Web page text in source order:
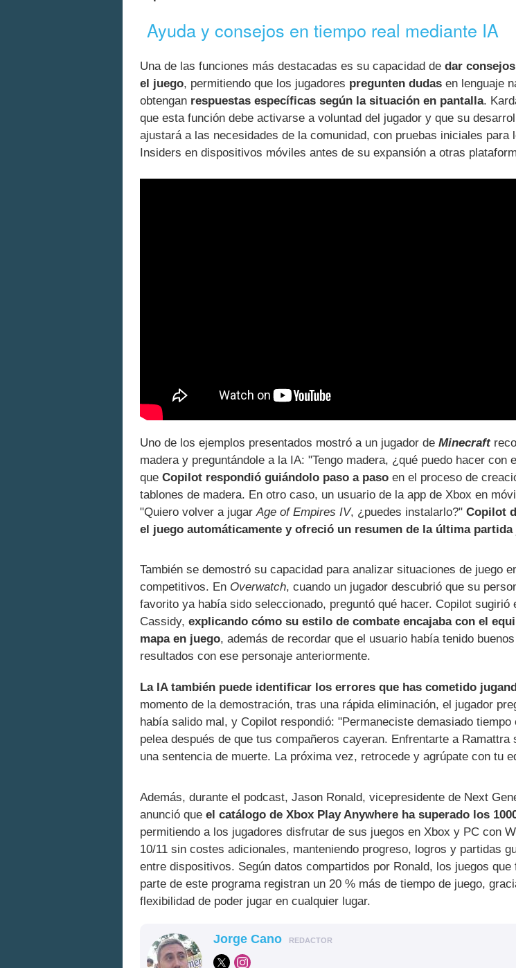
Ayuda y consejos en tiempo real mediante IA
Una de las funciones más destacadas es su capacidad de dar
el juego, permitiendo que los jugadores pregunten dudas en lenguaje
obtengan respuestas específicas según la situación en pantalla.
que esta función debe activarse a voluntad del jugador y que su
ajustará a las necesidades de la comunidad, con pruebas iniciales para
Insiders en dispositivos móviles antes de su expansión a otras
Uno de los ejemplos presentados mostró a un jugador de Minecraft
madera y preguntándole a la IA: "Tengo madera, ¿qué puedo hacer con
que Copilot respondió guiándolo paso a paso en el proceso de
tablones de madera. En otro caso, un usuario de la app de Xbox en
"Quiero volver a jugar Age of Empires IV, ¿puedes instalarlo?" Copilot
el juego automáticamente y ofreció un resumen de la última partida
También se demostró su capacidad para analizar situaciones de juego
competitivos. En Overwatch, cuando un jugador descubrió que su
favorito ya había sido seleccionado, preguntó qué hacer. Copilot sugirió
Cassidy, explicando cómo su estilo de combate encajaba con el
mapa en juego, además de recordar que el usuario había tenido buenos
resultados con ese personaje anteriormente.
La IA también puede identificar los errores que has cometido
momento de la demostración, tras una rápida eliminación, el jugador
había salido mal, y Copilot respondió: "Permaneciste demasiado tiempo
pelea después de que tus compañeros cayeran. Enfrentarte a Ramattra
una sentencia de muerte. La próxima vez, retrocede y agrúpate con tu
Además, durante el podcast, Jason Ronald, vicepresidente de Next
anunció que el catálogo de Xbox Play Anywhere ha superado los
permitiendo a los jugadores disfrutar de sus juegos en Xbox y PC con
10/11 sin costes adicionales, manteniendo progreso, logros y partidas
entre dispositivos. Según datos compartidos por Ronald, los juegos que
parte de este programa registran un 20 % más de tiempo de juego,
flexibilidad de poder jugar en cualquier lugar.
Jorge Cano REDACTOR